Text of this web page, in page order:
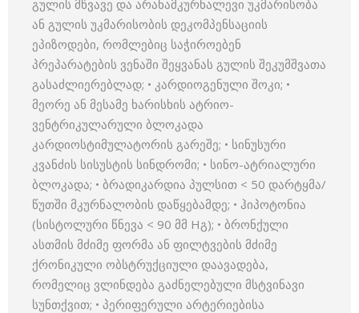
გულის მწვავე და არანამკურნალევი უკმარისობა
ან გულის უკმარისობის დეკომპენსაციის
ეპიზოდები, რომლებიც საჭიროებენ
პრეპარატების ვენაში შეყვანას გულის შეკუმშვათა
გასაძლიერებლად; • კარდიოგენული შოკი; •
მეორე ან მესამე ხარისხის ატრიო-
ვენტრიკულარული ბლოკადა
კარდიოსტიმულატორის გარეშე; • სინუსური
კვანძის სისუსტის სინდრომი; • სინო-ატრიალური
ბლოკადა; • ბრადიკარდია პულსით < 50 დარტყმა/
წუთში მკურნალობის დაწყებამდე; • ჰიპოტონია
(სისტოლური წნევა < 90 მმ Hგ); • ბრონქული
ასთმის მძიმე ფორმა ან ფილტვების მძიმე
ქრონიკული ობსტრუქციული დაავადება,
რომელიც ვლინდება გაძნელებული მსტვინავი
სუნთქვით; • პერიფერული არტერიებისა